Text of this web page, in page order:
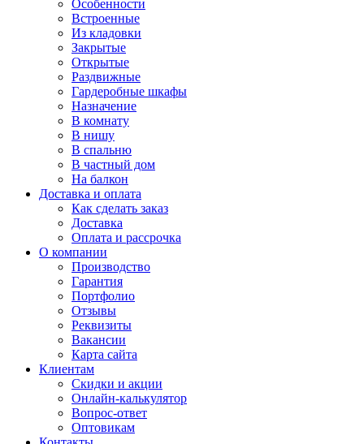
Особенности
Встроенные
Из кладовки
Закрытые
Открытые
Раздвижные
Гардеробные шкафы
Назначение
В комнату
В нишу
В спальню
В частный дом
На балкон
Доставка и оплата
Как сделать заказ
Доставка
Оплата и рассрочка
О компании
Производство
Гарантия
Портфолио
Отзывы
Реквизиты
Вакансии
Карта сайта
Клиентам
Скидки и акции
Онлайн-калькулятор
Вопрос-ответ
Оптовикам